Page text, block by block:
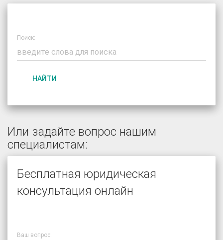
Поиск:
НАЙТИ
Или задайте вопрос нашим
специалистам:
Бесплатная юридическая
консультация онлайн
Ваш вопрос: